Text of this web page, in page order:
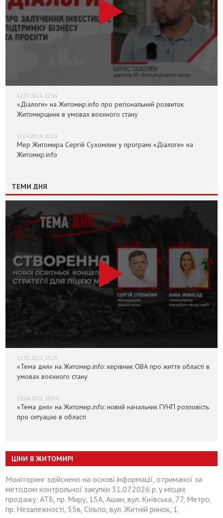
12.07.2024, 12:36
«Діалоги» на Житомир.info про регіональний розвиток
Житомирщини в умовах воєнного стану
17.04.2024, 10:29
Мер Житомира Сергій Сухомлин у програмі «Діалоги» на
Житомир.info
ТЕМИ ДНЯ
13.05.2022, 13:25
«Тема дня» на Житомир.info: керівник ОВА про життя області в
умовах воєнного стану
29.04.2022, 10:59
«Тема дня» на Житомир.info: новий начальник ГУНП розповість
про ситуацію в області
ЦІНИ В ЖИТОМИРІ
Моніторинг здійснено на основі інформації, отриманої за
методом контрольної закупки 31.07.2026 р. у місцях
продажу: АТБ, пр. Миру, 15А, Ашан, вул. Київська, 77, Метро,
пр. Незалежності, 55в, Сільпо, вул. Житній ринок, 1